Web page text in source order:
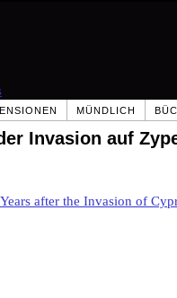
MÜNDLICH
Invasion auf
after the Invasion of